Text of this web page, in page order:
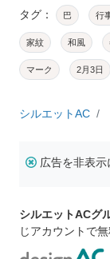
タグ： 巴 行
家紋 和風
マーク 2月3日
シルエットAC
広告を非表示
シルエットACグ
じアカウントで